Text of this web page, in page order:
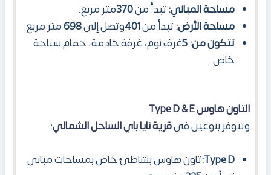
مساحة المباني:تبدأ من370متر مربع.
مساحة الأرض:تبدأ من401وتصل إلى698متر مربع.
تتكون من:5غرف نوم، غرفة خادمة، حمام سباحة
خاص.
التاون هاوس Type D&E
وتتوفر بنوعين فيقرية نايا باي الساحل الشمالي:
Type D
:تاون هاوس بشاطئ خاص بمساحات مباني